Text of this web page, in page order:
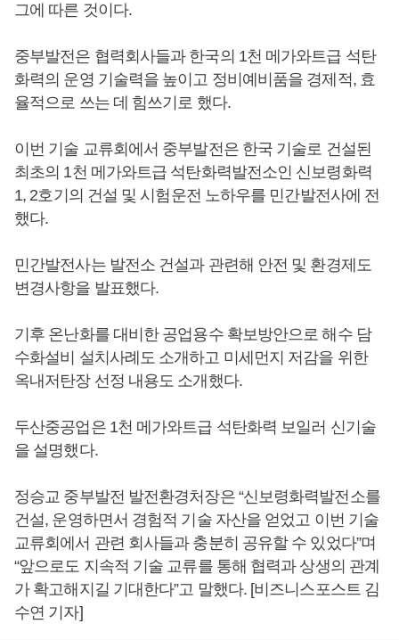
그에 따른 것이다.
중부발전은 협력회사들과 한국의 1천 메가와트급 석탄
화력의 운영 기술력을 높이고 정비예비품을 경제적, 효
율적으로 쓰는 데 힘쓰기로 했다.
이번 기술 교류회에서 중부발전은 한국 기술로 건설된
최초의 1천 메가와트급 석탄화력발전소인 신보령화력
1, 2호기의 건설 및 시험운전 노하우를 민간발전사에 전
했다.
민간발전사는 발전소 건설과 관련해 안전 및 환경제도
변경사항을 발표했다.
기후 온난화를 대비한 공업용수 확보방안으로 해수 담
수화설비 설치사례도 소개하고 미세먼지 저감을 위한
옥내저탄장 선정 내용도 소개했다.
두산중공업은 1천 메가와트급 석탄화력 보일러 신기술
을 설명했다.
정승교 중부발전 발전환경처장은 “신보령화력발전소를
건설, 운영하면서 경험적 기술 자산을 얻었고 이번 기술
교류회에서 관련 회사들과 충분히 공유할 수 있었다”며
“앞으로도 지속적 기술 교류를 통해 협력과 상생의 관계
가 확고해지길 기대한다”고 말했다. [비즈니스포스트 김
수연 기자]